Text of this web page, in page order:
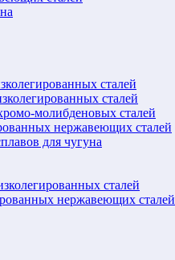
сталей
сталей
молибденовых сталей
нержавеющих сталей
для чугуна
сталей
нержавеющих сталей